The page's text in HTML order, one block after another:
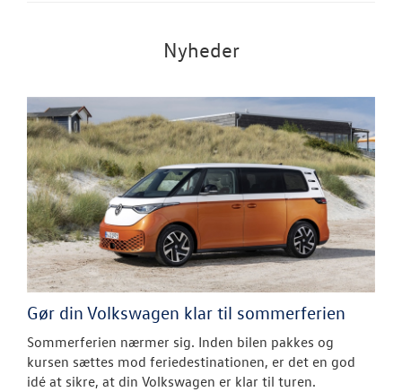
Nyheder
Gør din Volkswagen klar til sommerferien
Sommerferien nærmer sig. Inden bilen pakkes og
kursen sættes mod feriedestinationen, er det en god
idé at sikre, at din Volkswagen er klar til turen.